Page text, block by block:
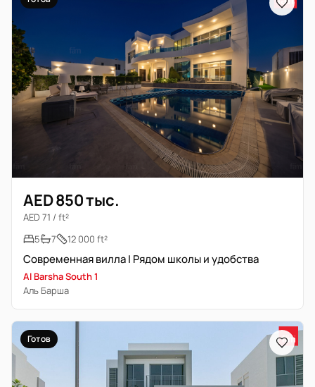
AED 850 тыс.
AED 71 / ft²
5
7 12 000 ft²
Современная вилла | Рядом школы и удобства
Al Barsha South 1
Аль Барша
Готов